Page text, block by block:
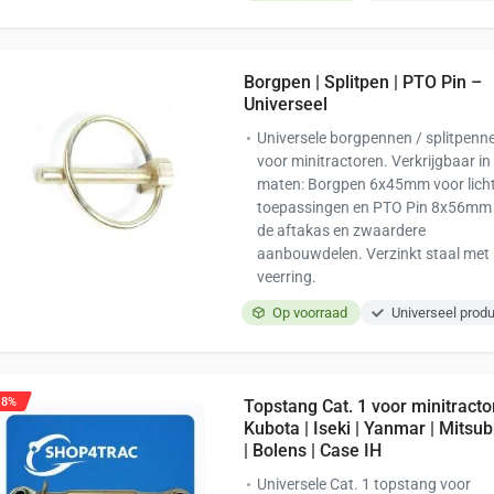
Op voorraad Universeel
Borgpen | Splitpen | PTO Pin –
Universeel
Universele borgpennen /
voor minitractoren. Verkrijgbaar in
maten: Borgpen 6x45mm voor
toepassingen en PTO Pin
de aftakas en zwaardere
aanbouwdelen. Verzinkt staal met
veerring.
Topstang Cat. 1 voor
Kubota | Iseki | Yanmar |
| Bolens | Case IH
Universele Cat. 1 topstang voor